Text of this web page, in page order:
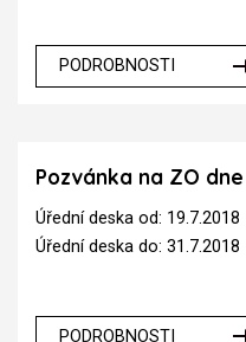
PODROBNOSTI
Pozvánka na ZO dne
Úřední deska od: 19.7.2018
Úřední deska do: 31.7.2018
PODROBNOSTI